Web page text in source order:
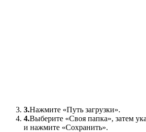
3.Нажмите «Путь загрузки».
4.Выберите «Своя папка», затем
и нажмите «Сохранить».